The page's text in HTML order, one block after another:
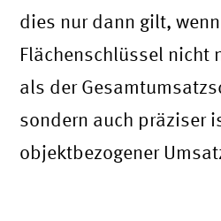
dies nur dann gilt,
Flächenschlüssel nicht
als der
sondern auch präziser
objektbezogener